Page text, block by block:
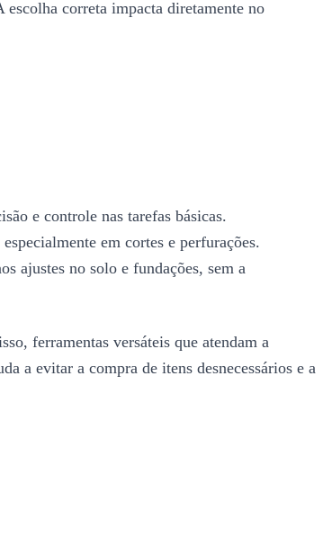
escolha correta impacta diretamente no
e controle nas tarefas básicas.
em cortes e perfurações.
ajustes no solo e fundações, sem a
ferramentas versáteis que atendam a
a evitar a compra de itens desnecessários e a